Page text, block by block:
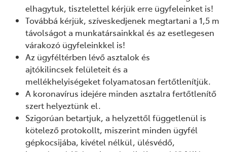
elhagytuk, tisztelettel kérjük erre ügyfeleinket is!
Továbbá kérjük, szíveskedjenek megtartani a 1,5 m
távolságot a munkatársainkkal és az esetlegesen
várakozó ügyfeleinkkel is!
Az ügyféltérben lévő asztalok és
ajtókilincsek felületeit és a
mellékhelyiségeket folyamatosan fertőtlenítjük.
A koronavírus idejére minden asztalra fertőtlenítő
szert helyeztünk el.
Szigorúan betartjuk, a helyzettől függetlenül is
kötelező protokollt, miszerint minden ügyfél
gépkocsijába, kivétel nélkül, ülésvédő,